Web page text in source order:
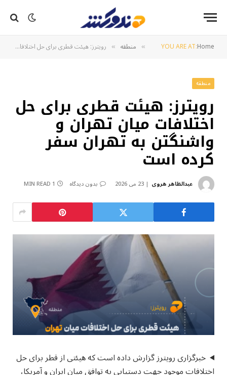
YOU ARE AT:Home
» منطقه » رویترز: هیئت قطری برای حل اختلافات میان تهران و واشنگتن به تهران سفر کرده است
منطقه
رویترز: هیئت قطری برای حل
اختلافات میان تهران و
واشنگتن به تهران سفر
کرده است
عبدالظاهر هروی 23 می 2026 بدون دیدگاه 1 MIN READ
خبرگزاری رویترز گزارش داده است که هیئتی از قطر برای حل
اختلافات موجود جهت دستیابی به توافق میان ایران و آمریکا،